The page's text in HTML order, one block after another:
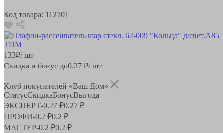
Код товара: 112701
133₽/ шт
Скидка и бонус до0.27 ₽/ шт
Клуб покупателей «Ваш Дом»
СтатусСкидкаБонусВыгода
ЭКСПЕРТ-0.27 ₽0.27 ₽
ПРОФИ-0.2 ₽0.2 ₽
МАСТЕР-0.2 ₽0.2 ₽